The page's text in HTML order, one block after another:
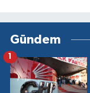
Gündem
1